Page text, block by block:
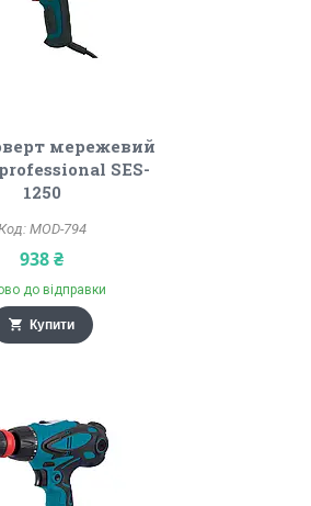
мережевий
SES-
1250
MOD-794
938 ₴
до відправки
Купити